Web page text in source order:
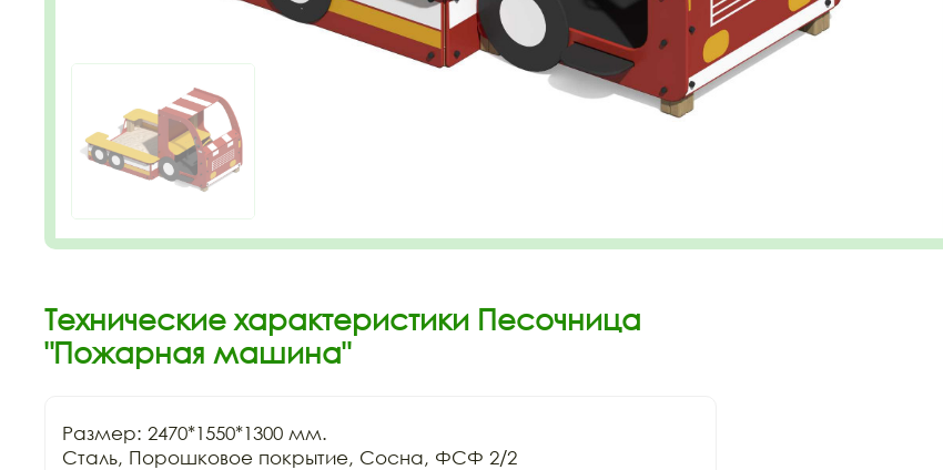
Технические характеристики Песочница
"Пожарная машина"
Размер: 2470*1550*1300 мм.
Сталь, Порошковое покрытие, Сосна, ФСФ 2/2